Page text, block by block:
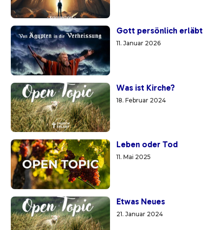
Gott persönlich erläbt
11. Januar 2026
Was ist Kirche?
18. Februar 2024
Leben oder Tod
11. Mai 2025
Etwas Neues
21. Januar 2024